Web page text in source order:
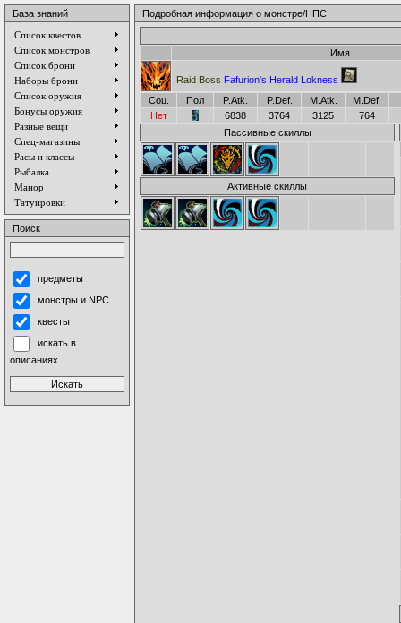
База знаний
Список квестов
Список монстров
Список брони
Наборы брони
Список оружия
Бонусы оружия
Разные вещи
Спец-магазины
Расы и классы
Рыбалка
Манор
Татуировки
Поиск
предметы
монстры и NPC
квесты
искать в
описаниях
Подробная информация о монстре/НПС
Имя
Raid Boss Fafurion's Herald Lokness
Соц.
Пол P.Atk. P.Def. M.Atk.
M.Def.
Нет
6838 3764 3125
764
Пассивные скиллы
Активные скиллы